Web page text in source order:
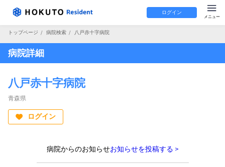
ログイン
トップページ / 病院検索 / 八戸赤十字病院
病院詳細
八戸赤十字病院
青森県
ログイン
病院からのお知らせお知らせを投稿する >